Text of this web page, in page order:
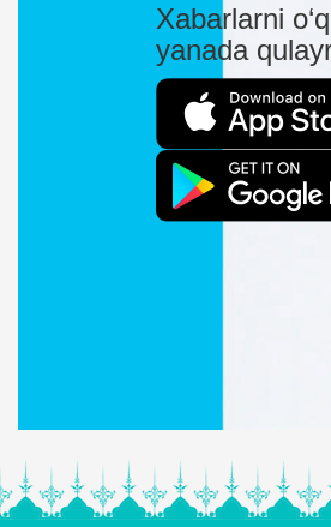
Xabarlarni
yanada